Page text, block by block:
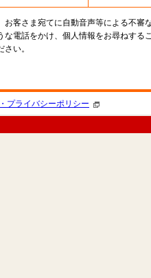
お客さま宛てに自動音声等による不審
な電話をかけ、個人情報をお尋ねする
さい。
プライバシーポリシー